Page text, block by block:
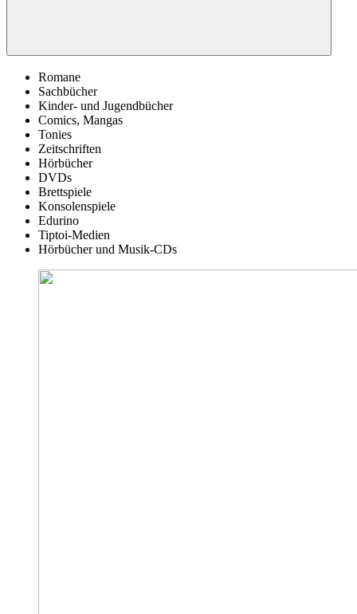
Romane
Sachbücher
Kinder- und Jugendbücher
Comics, Mangas
Tonies
Zeitschriften
Hörbücher
DVDs
Brettspiele
Konsolenspiele
Edurino
Tiptoi-Medien
Hörbücher und Musik-CDs